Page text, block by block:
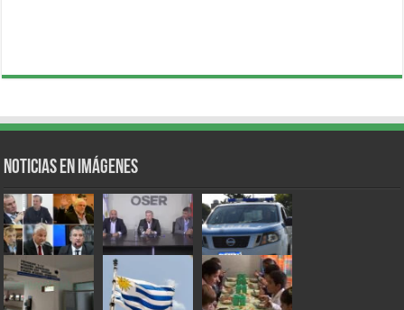
Noticias en Imágenes